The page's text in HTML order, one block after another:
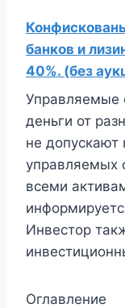
банков и
40%. (без
Управляемые
деньги от
не допускают
управляемых
всеми
Инвестор
Оглавление